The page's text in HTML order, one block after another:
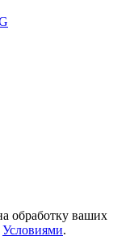
обработку ваших
Условиями.